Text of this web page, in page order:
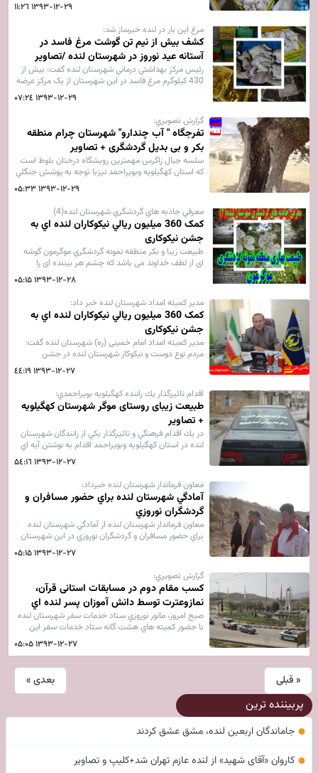
۱۳۹۳-۱۲-۲۹ ۱۱:۲٦
مرغ این بار در لنده خبرساز شد:
کشف بيش از نيم تن گوشت مرغ فاسد در
آستانه عيد نوروز در شهرستان لنده /تصاوير
رئيس مركز بهداشتي درماني شهرستان لنده گفت: بيش از
430 كيلوگرم مرغ فاسد در اين شهرستان از یک مرکز عرضه
۱۳۹۳-۱۲-۲۹ ۰۷:۲٤
گزارش تصويري:
تفرجگاه " آب چندارو" شهرستان چرام منطقه
بکر و بی بدیل گردشگری + تصاویر
سلسه جبال زاگرس مهمترين رويشگاه درختان بلوط است
كه استان كهگيلويه وبويراحمد نيزبا توجه به پوشش جنگلي
اين درختان قطب مهمي از رويشگاه درخت بلوط است.
۱۳۹۳-۱۲-۲۹ ۰۵:۳۳
معرفي جاذبه هاي گردشگري شهرستان لنده(4)
کمک 360 میلیون ريالي نیکوکاران لنده اي به
جشن نیکوکاری
طبیعت زیبا و بکر منطقه نمونه گردشگري موگرمون گوشه
ای از لطف خداوند می باشد که چشم هر بیننده ای را
مجذوب خود می کند منطقه نمونه گردشگري موگرمون از
توابع بخش موگرمون در شهرستان لنده در استان كهگيلويه
وبويراحمد مي باشد كه اين روزها ميزبان خوبي براي
گردشگران و مسافران نوروزي خواهدبود.
۱۳۹۳-۱۲-۲۸ ۰۵:۱۵
مدیر کمیته امداد شهرستان لنده خبر داد:
کمک 360 میلیون ريالي نیکوکاران لنده اي به
جشن نیکوکاری
مدیر کمیته امداد امام خمینی (ره) شهرستان لنده گفت:
مردم نوع دوست و نیکوکار شهرستان لنده در جشن
نیکوکاری امسال بیش از 360 میلیون ریال به نیازمندان و
۱۳۹۳-۱۲-۲۷ ۱۹:٤٤
اقدام تاثيرگذار يك راننده كهگيلويه بويراحمدي:
طبیعت زیبای روستای موگر شهرستان کهگیلویه
+ تصاویر
در يك اقدام فرهنگي و تاثيرگذار يكي از رانندگان شهرستان
لنده در استان كهگيلويه وبويراحمد اقدام به نوشتن آيه اي
۱۳۹۳-۱۲-۲۷ ۱٦:۵٤
معاون فرماندار شهرستان لنده خبرداد:
آمادگي شهرستان لنده براي حضور مسافران و
گردشگران نوروزي
معاون فرماندار شهرستان لنده از آمادگي شهرستان لنده
براي حضور مسافران و گردشگران نوروزي در اين شهرستان
۱۳۹۳-۱۲-۲۷ ۰۵:۱۵
گزارش تصويري:
كسب مقام دوم در مسابقات استانی قرآن،
نمازوعترت توسط دانش آموزان پسر لنده اي
صبح امروز، مانور نوروزي ستاد خدمات سفر شهرستان لنده
با حضور كميته هاي هشت گانه ستاد خدمات سفر اين
۱۳۹۳-۱۲-۲۷ ۰۵:۰۵
« قبلی بعدی »
پربیننده ترین
● جاماندگان اربعین لنده، مشق عشق کردند
● کاروان «آقای شهید» از لنده عازم تهران شد+کلیپ و تصاویر